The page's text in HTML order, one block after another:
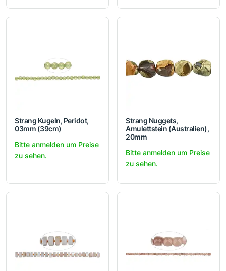
Strang Kugeln, Peridot,
03mm (39cm)
Bitte anmelden um Preise
zu sehen.
Strang Nuggets,
Amulettstein (Australien),
20mm
Bitte anmelden um Preise
zu sehen.